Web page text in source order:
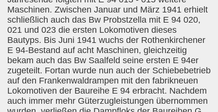
Maschinen. Zwischen Januar und März 1941 erhielt
schließlich auch das Bw Probstzella mit E 94 020,
021 und 023 die ersten Lokomotiven dieses
Bautyps. Bis Juni 1941 wuchs der Rothenkirchener
E 94-Bestand auf acht Maschinen, gleichzeitig
bekam auch das Bw Saalfeld seine ersten E 94er
zugeteilt. Fortan wurde nun auch der Schiebebetrieb
auf den Frankenwaldrampen mit den fabrikneuen
Lokomotiven der Baureihe E 94 erbracht. Nachdem
auch immer mehr Güterzugleistungen übernommen